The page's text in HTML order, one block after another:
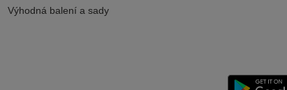
Výhodná balení a sady